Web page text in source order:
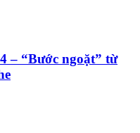
– “Bước ngoặt” từ